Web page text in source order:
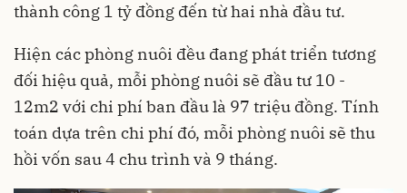
thành công 1 tỷ đồng đến từ hai nhà đầu tư.
Hiện các phòng nuôi đều đang phát triển tương
đối hiệu quả, mỗi phòng nuôi sẽ đầu tư 10 -
12m2 với chi phí ban đầu là 97 triệu đồng. Tính
toán dựa trên chi phí đó, mỗi phòng nuôi sẽ thu
hồi vốn sau 4 chu trình và 9 tháng.